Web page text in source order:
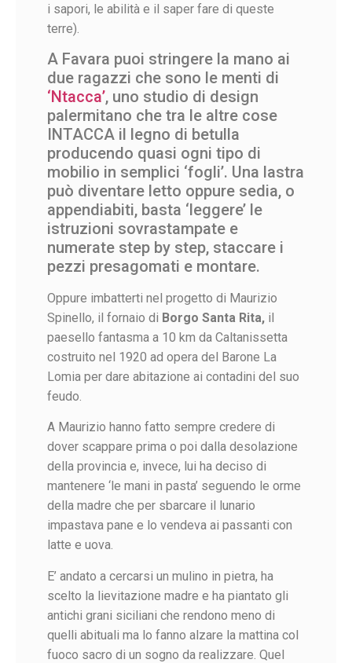
i sapori, le abilità e il saper fare di queste
terre).
A Favara puoi stringere la mano ai
due ragazzi che sono le menti di
‘Ntacca’, uno studio di design
palermitano che tra le altre cose
INTACCA il legno di betulla
producendo quasi ogni tipo di
mobilio in semplici ‘fogli’. Una lastra
può diventare letto oppure sedia, o
appendiabiti, basta ‘leggere’ le
istruzioni sovrastampate e
numerate step by step, staccare i
pezzi presagomati e montare.
Oppure imbatterti nel progetto di Maurizio
Spinello, il fornaio di Borgo Santa Rita, il
paesello fantasma a 10 km da Caltanissetta
costruito nel 1920 ad opera del Barone La
Lomia per dare abitazione ai contadini del suo
feudo.
A Maurizio hanno fatto sempre credere di
dover scappare prima o poi dalla desolazione
della provincia e, invece, lui ha deciso di
mantenere ‘le mani in pasta’ seguendo le orme
della madre che per sbarcare il lunario
impastava pane e lo vendeva ai passanti con
latte e uova.
E’ andato a cercarsi un mulino in pietra, ha
scelto la lievitazione madre e ha piantato gli
antichi grani siciliani che rendono meno di
quelli abituali ma lo fanno alzare la mattina col
fuoco sacro di un sogno da realizzare. Quel